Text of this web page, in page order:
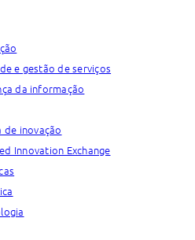
e gestão de serviços
da informação
de inovação
Innovation Exchange